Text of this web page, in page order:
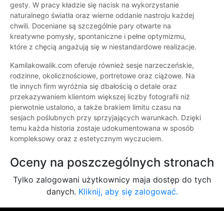
gesty. W pracy kładzie się nacisk na wykorzystanie
naturalnego światła oraz wierne oddanie nastroju każdej
chwili. Doceniane są szczególnie pary otwarte na
kreatywne pomysły, spontaniczne i pełne optymizmu,
które z chęcią angażują się w niestandardowe realizacje.
Kamilakowalik.com oferuje również sesje narzeczeńskie,
rodzinne, okolicznościowe, portretowe oraz ciążowe. Na
tle innych firm wyróżnia się dbałością o detale oraz
przekazywaniem klientom większej liczby fotografii niż
pierwotnie ustalono, a także brakiem limitu czasu na
sesjach poślubnych przy sprzyjających warunkach. Dzięki
temu każda historia zostaje udokumentowana w sposób
kompleksowy oraz z estetycznym wyczuciem.
Oceny na poszczególnych stronach
Tylko zalogowani użytkownicy maja dostęp do tych
danych. Kliknij, aby się zalogować.